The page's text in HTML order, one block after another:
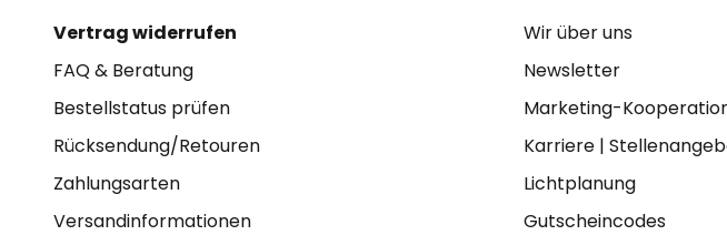
Vertrag widerrufen
FAQ & Beratung
Bestellstatus prüfen
Rücksendung/Retouren
Zahlungsarten
Versandinformationen
Wir über uns
Newsletter
Marketing-
Karriere|
Lichtplanung
Gutscheincodes